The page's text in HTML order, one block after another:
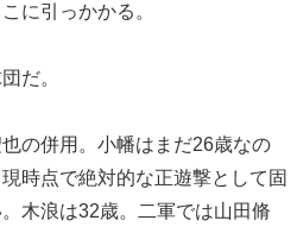
に引っかかる。
だ。
の併用。小幡はまだ26歳なの
時点で絶対的な正遊撃として固
木浪は32歳。二軍では山田脩